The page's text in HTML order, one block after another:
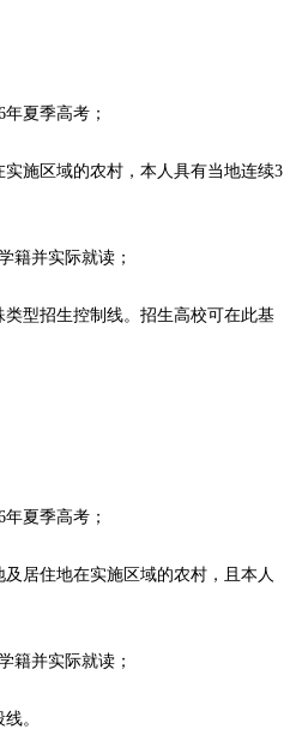
夏季高考；
施区域的农村，本人具有当地连续3
并实际就读；
型招生控制线。招生高校可在此基
夏季高考；
居住地在实施区域的农村，且本人
并实际就读；
。